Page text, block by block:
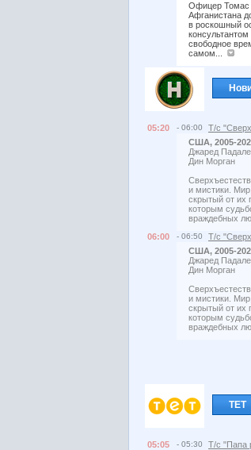
Офицер Томас
Афганистана
в роскошный
свободное
самом...
05:20 - 06:00
Т/с
США, 2005-
Джаред
Дин Морган
и мистики.
скрытый от их
которым
враждебных
06:00
- 06:50
Т/с
США, 2005-
Джаред
Дин Морган
и мистики.
скрытый от их
которым
враждебных
ТЕТ
05:05 - 05:30
Т/с "Папа